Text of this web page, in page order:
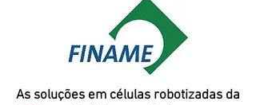
As soluções em células robotizadas da